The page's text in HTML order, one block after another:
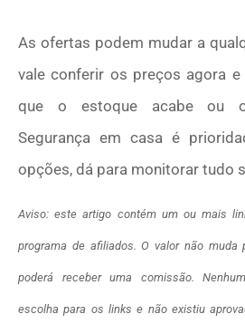
As ofertas podem mudar a
vale conferir os preços agora
que o estoque acabe ou
Segurança em casa é
opções, dá para monitorar tudo
Aviso: este artigo contém um ou mais
programa de afiliados. O valor não muda
poderá receber uma comissão.
escolha para os links e não existiu